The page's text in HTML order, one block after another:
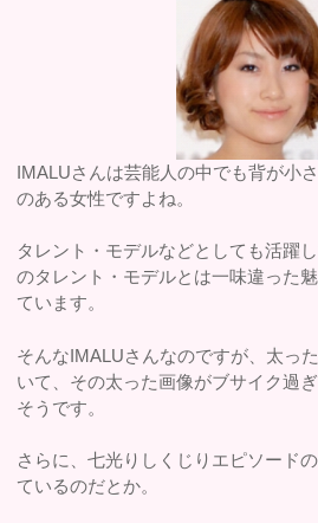
IMALUさんは芸能人の中でも背が小
のある女性ですよね。
タレント・モデルなどとしても活躍
のタレント・モデルとは一味違った
ています。
そんなIMALUさんなのですが、太っ
いて、その太った画像がブサイク過
そうです。
さらに、七光りしくじりエピソード
ているのだとか。